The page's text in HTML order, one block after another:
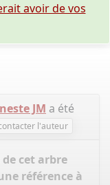
avoir de vos
JM a été
l'auteur
cet arbre
référence à